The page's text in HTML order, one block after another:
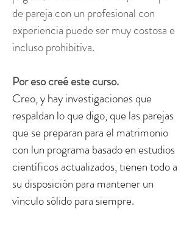
de pareja con un profesional con
experiencia puede ser muy costosa e
incluso prohibitiva.
Por eso creé este curso.
Creo, y hay investigaciones que
respaldan lo que digo, que las parejas
que se preparan para el matrimonio
con lun programa basado en estudios
científicos actualizados, tienen todo a
su disposición para mantener un
vínculo sólido para siempre.